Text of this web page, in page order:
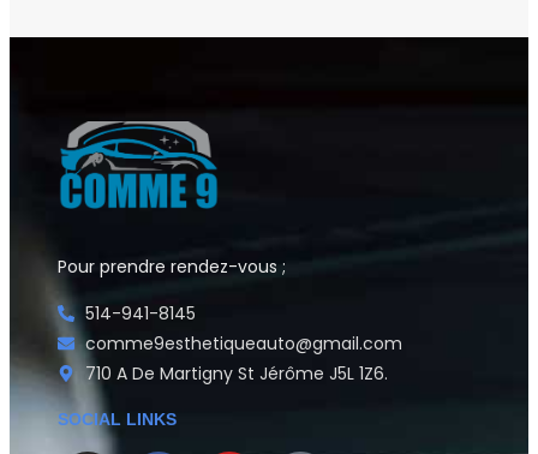
Pour prendre rendez-vous ;
514-941-8145
comme9esthetiqueauto@gmail.com
710 A De Martigny St Jérôme J5L 1Z6.
SOCIAL LINKS